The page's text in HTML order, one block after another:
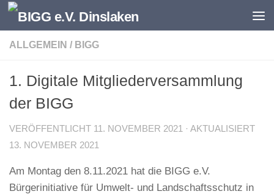
Zum Inhalt springen
ALLGEMEIN / BIGG
1. Digitale Mitgliederversammlung
der BIGG
VERÖFFENTLICHT 11. NOVEMBER 2021
· AKTUALISIERT
13. NOVEMBER 2021
Am Montag den 8.11.2021 hat die BIGG e.V.
Bürgerinitiative für Umwelt- und Landschaftsschutz in